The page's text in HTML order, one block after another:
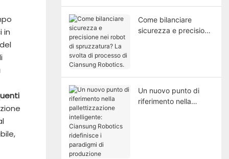
in
produzione.
Come bilanciare
sicurezza e precisione
Un nuovo punto di
riferimento nella